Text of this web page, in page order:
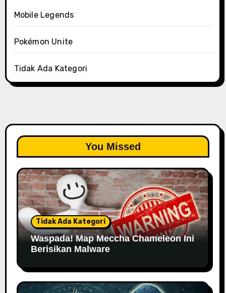
Mobile Legends
Pokémon Unite
Tidak Ada Kategori
You Missed
Tidak Ada Kategori
Waspada! Map Meccha Chameleon Ini
Berisikan Malware